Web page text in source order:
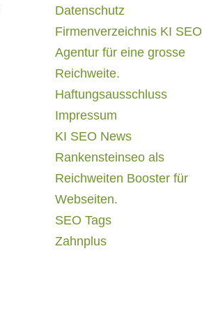
Datenschutz
Firmenverzeichnis KI SEO
Agentur für eine grosse
Reichweite.
Haftungsausschluss
Impressum
KI SEO News
Rankensteinseo als
Reichweiten Booster für
Webseiten.
SEO Tags
Zahnplus